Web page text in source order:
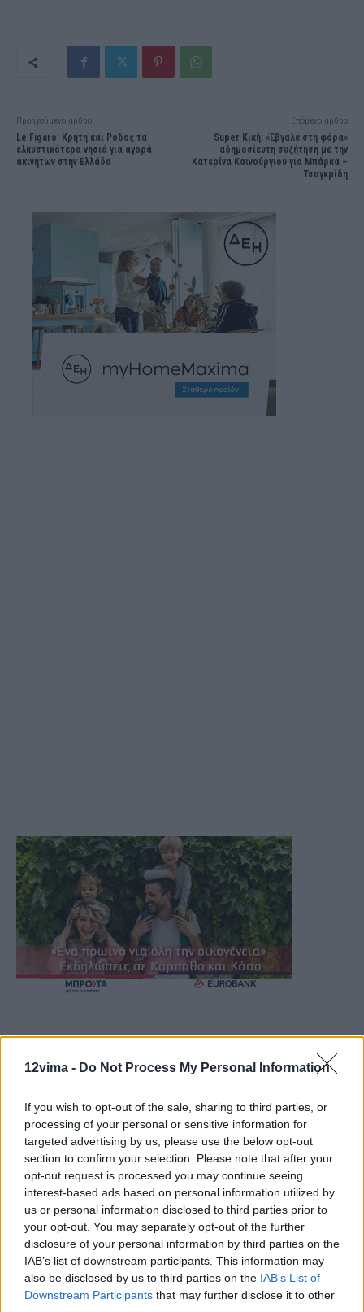
12vima - Do Not Process My Personal Information
If you wish to opt-out of the sale, sharing to third parties, or
processing of your personal or sensitive information for
targeted advertising by us, please use the below opt-out
section to confirm your selection. Please note that after your
opt-out request is processed you may continue seeing
interest-based ads based on personal information utilized by
us or personal information disclosed to third parties prior to
your opt-out. You may separately opt-out of the further
disclosure of your personal information by third parties on the
IAB’s list of downstream participants. This information may
also be disclosed by us to third parties on the IAB’s List of
Downstream Participants that may further disclose it to other
Προηγούμενο άρθρο
Le Figaro: Κρήτη και Ρόδος τα
ελκυστικότερα νησιά για αγορά
ακινήτων στην Ελλάδα
Επόμενο άρθρο
Super Κική: «Έβγαλε στη φόρα»
αδημοσίευτη συζήτηση με την
Κατερίνα Καινούργιου για Μπάρκα –
Τσαγκρίδη